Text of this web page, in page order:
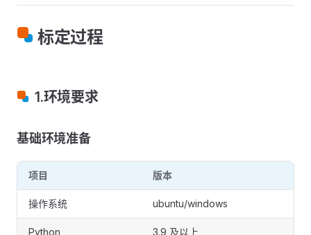
标定过程
1.环境要求
基础环境准备
项目 版本
操作系统 ubuntu/windows
Python 3.9 及以上